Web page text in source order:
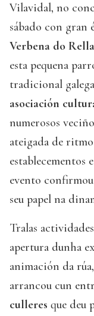
Vilavidal, no
sábado con gran
Verbena do Rella
esta pequena
tradicional
asociación
numerosos
ateigada de
establecementos
evento
seu papel na
Tralas
apertura dunha
animación da
arrancou cun
culleres que deu